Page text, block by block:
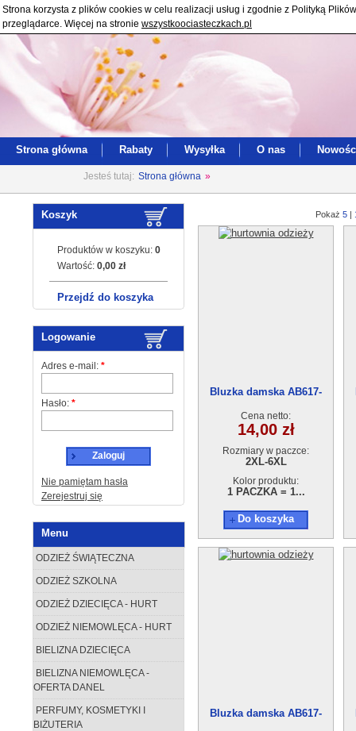
Strona korzysta z plików cookies w celu realizacji usług i zgodnie z Polityką
przeglądarce. Więcej na stronie wszystkoociasteczkach.pl
Strona główna Rabaty Wysyłka O nas
Jesteś tutaj: Strona główna »
Koszyk
Produktów w koszyku: 0
Wartość: 0,00 zł
Przejdź do koszyka
Logowanie
Adres e-mail: *
Hasło: *
Zaloguj
Nie pamiętam hasła
Zerejestruj się
Menu
ODZIEŻ ŚWIĄTECZNA
ODZIEŻ SZKOLNA
ODZIEŻ DZIECIĘCA - HURT
ODZIEŻ NIEMOWLĘCA - HURT
BIELIZNA DZIECIĘCA
BIELIZNA NIEMOWLĘCA -
OFERTA DANEL
PERFUMY, KOSMETYKI I
BIŻUTERIA
Pokaż 5 |
Bluzka damska AB617-
Cena netto:
14,00 zł
Rozmiary w paczce:
2XL-6XL
Kolor produktu:
1 PACZKA = 1...
Do koszyka
Bluzka damska AB617-